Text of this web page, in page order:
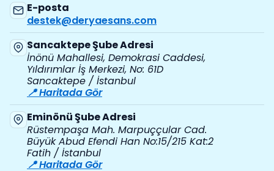
E-posta
destek@deryaesans.com
Sancaktepe Şube Adresi
İnönü Mahallesi, Demokrasi Caddesi,
Yıldırımlar İş Merkezi, No: 61D
Sancaktepe / İstanbul
📍 Haritada Gör
Eminönü Şube Adresi
Rüstempaşa Mah. Marpuççular Cad.
Büyük Abud Efendi Han No:15/215 Kat:2
Fatih / İstanbul
📍 Haritada Gör